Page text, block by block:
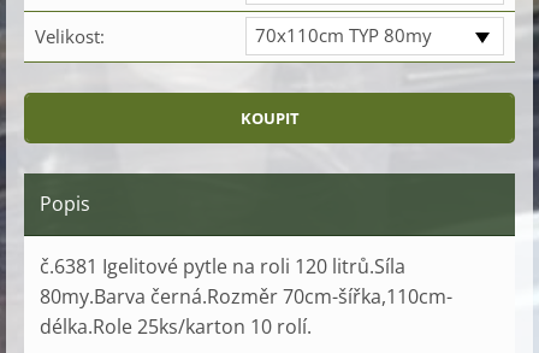
Velikost: 70x110cm TYP 80my
Popis
č.6381 Igelitové pytle na roli 120 litrů.Síla
80my.Barva černá.Rozměr 70cm-šířka,110cm-
délka.Role 25ks/karton 10 rolí.